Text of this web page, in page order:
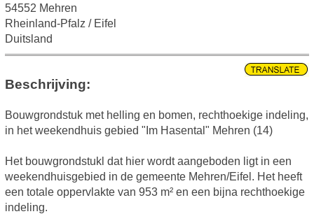
54552 Mehren
Rheinland-Pfalz / Eifel
Duitsland
Beschrijving:
Bouwgrondstuk met helling en bomen, rechthoekige indeling,
in het weekendhuis gebied "Im Hasental" Mehren (14)
Het bouwgrondstukl dat hier wordt aangeboden ligt in een
weekendhuisgebied in de gemeente Mehren/Eifel. Het heeft
een totale oppervlakte van 953 m² en een bijna rechthoekige
indeling.